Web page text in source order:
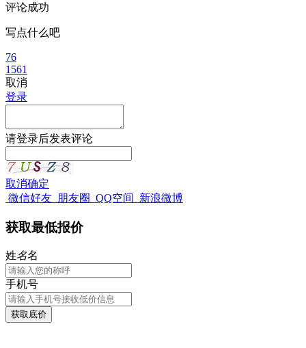
评论成功
写点什么吧
76
1561
取消
登录
请登录后发表评论
取消确定
微信好友 朋友圈 QQ空间 新浪微博
获取最低报价
姓名名
手机号
获取底价